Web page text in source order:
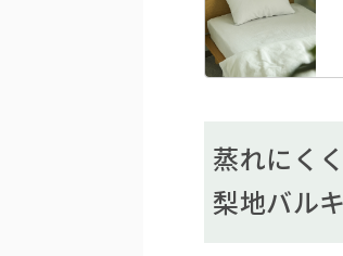
蒸れにく
梨地バル